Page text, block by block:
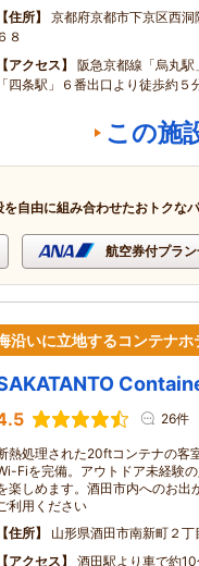
住所
京都府京都市下京区西
６８
アクセス
阪急京都線「烏丸
「四条駅」６番出口より徒歩約５
この施
を自由に組み合わせたおトクな
航空券付プラ
いに立地するコンテナホ
26件
熱処理された20ftコンテナの客
Fiを完備。アウトドア未経験
楽しめます。酒田市内へのお出
利用ください
住所
山形県酒田市南新町２丁
アクセス
酒田駅より車で約